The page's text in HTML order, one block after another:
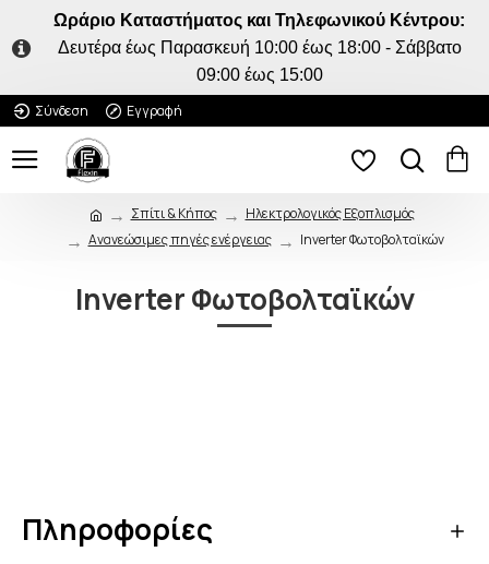
Ωράριο Καταστήματος και Τηλεφωνικού Κέντρου:
Δευτέρα έως Παρασκευή 10:00 έως 18:00 - Σάββατο
09:00 έως 15:00
Σύνδεση
Εγγραφή
Σπίτι & Κήπος
Ηλεκτρολογικός Εξοπλισμός
Ανανεώσιμες πηγές ενέργειας
Inverter Φωτοβολταϊκών
Inverter Φωτοβολταϊκών
Πληροφορίες